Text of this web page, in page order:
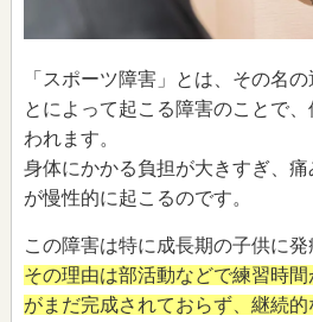
「スポーツ障害」とは、その名
とによって起こる障害のことで
われます。
身体にかかる負担が大きすぎ、
が慢性的に起こるのです。
この障害は特に成長期の子供に発
その理由は部活動などで練習時
がまだ完成されておらず、継続